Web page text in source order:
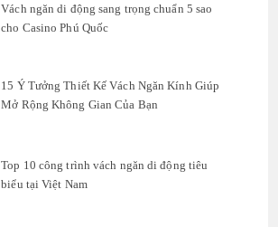
Vách ngăn di động sang trọng chuẩn 5 sao
cho Casino Phú Quốc
15 Ý Tưởng Thiết Kế Vách Ngăn Kính Giúp
Mở Rộng Không Gian Của Bạn
Top 10 công trình vách ngăn di động tiêu
biểu tại Việt Nam